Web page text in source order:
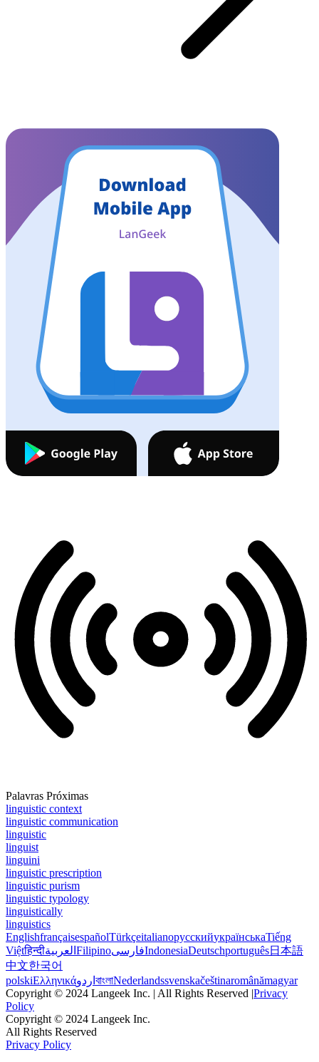
Palavras Próximas
linguistic context
linguistic communication
linguistic
linguist
linguini
linguistic prescription
linguistic purism
linguistic typology
linguistically
linguistics
EnglishfrançaisespañolTürkçeitalianoрусскийукраїнськаTiếng
Việtहिन्दीالعربية FilipinoفارسیIndonesiaDeutschportuguês日本語
中文한국어
polskiΕλληνικάاردو বাংলাNederlandssvenskačeštinaromânămagyar
Copyright © 2024 Langeek Inc. | All Rights Reserved |Privacy
Policy
Copyright © 2024 Langeek Inc.
All Rights Reserved
Privacy Policy